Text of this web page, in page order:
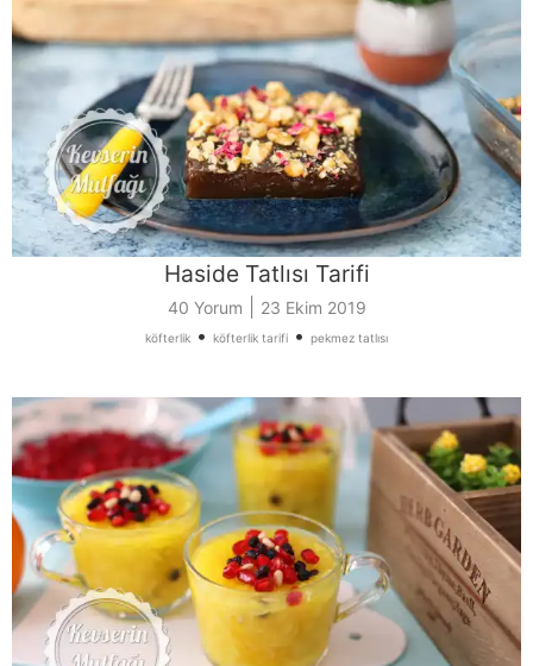
Haside Tatlısı Tarifi
40 Yorum 23 Ekim 2019
köfterlik • köfterlik tarifi • pekmez tatlısı